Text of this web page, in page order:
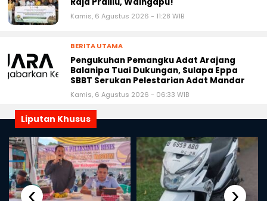
Raja Prailiu, Waingapu!
Kamis, 6 Agustus 2026 - 11:28 WIB
BERITA UTAMA
Pengukuhan Pemangku Adat Arajang
Balanipa Tuai Dukungan, Sulapa Eppa
SBBT Serukan Pelestarian Adat Mandar
Kamis, 6 Agustus 2026 - 06:33 WIB
Liputan Khusus
‹ ›